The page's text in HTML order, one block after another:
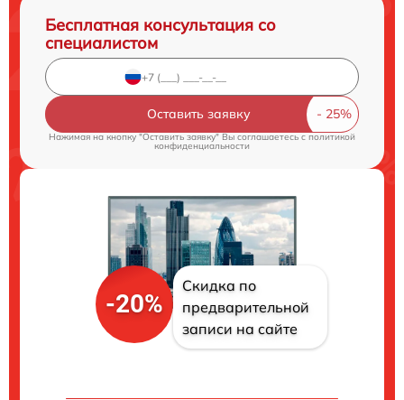
Бесплатная консультация со
специалистом
Оставить заявку
Нажимая на кнопку "Оставить заявку" Вы соглашаетесь cполитикой
конфиденциальности
-20%
Скидка по
предварительной
записи на сайте